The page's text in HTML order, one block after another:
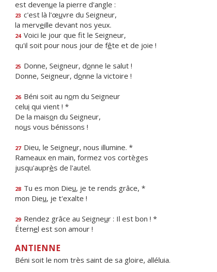
est devenue la pierre d'angle :
23 c'est là l'œuvre du Seigneur,
la merveille devant nos yeux.
24 Voici le jour que ft le Seigneur,
qu'il soit pour nous jour de fête et de joie !
25 Donne, Seigneur, donne le salut !
Donne, Seigneur, donne la victoire !
26 Béni soit au nom du Seigneur
celui qui vient ! *
De la maison du Seigneur,
nous vous bénissons !
27 Dieu, le Seigneur, nous illumine. *
Rameaux en main, formez vos cortèges
jusqu'auprès de l'autel.
28 Tu es mon Dieu, je te rends grâce, *
mon Dieu, je t'exalte !
29 Rendez grâce au Seigneur : Il est bon ! *
Éternel est son amour !
ANTIENNE
Béni soit le nom très saint de sa gloire, alléluia.